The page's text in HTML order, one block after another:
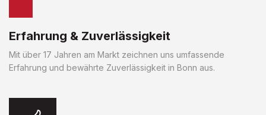
Erfahrung & Zuverlässigkeit
Mit über 17 Jahren am Markt zeichnen uns umfassende
Erfahrung und bewährte Zuverlässigkeit in Bonn aus.